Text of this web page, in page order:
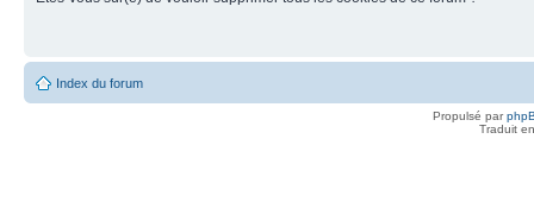
Index du forum
Propulsé par
Traduit